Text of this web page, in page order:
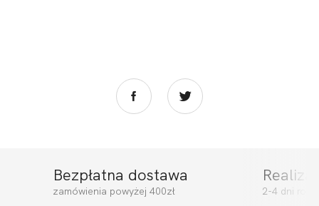
SIMPLE SOFT FULL
SIMPLE SOFT PRO
Bezpłatna dostawa
zamówienia powyżej 400zł 2-4 dni